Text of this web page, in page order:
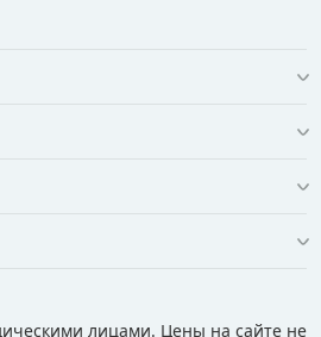
лицами. Цены на сайте не